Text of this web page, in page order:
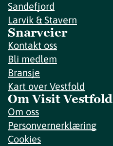
Sandefjord
Larvik & Stavern
Snarveier
Kontakt oss
Bli medlem
Bransje
Kart over Vestfold
Om Visit Vestfold
Om oss
Personvernerklæring
Cookies